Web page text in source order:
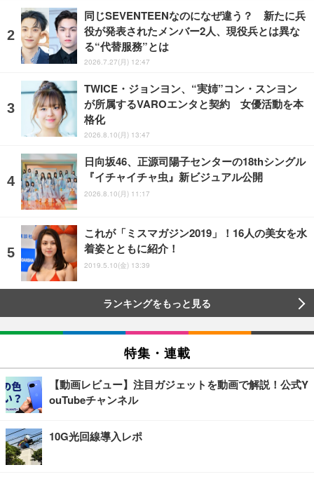
同じSEVENTEENなのになぜ違う？ 新たに兵
役が発表されたメンバー2人、現役兵とは異な
る“代替服務”とは
2026.7.27(月) 12:47
TWICE・ジョンヨン、“実姉”コン・スンヨン
が所属するVAROエンタと契約 女優活動を本
格化
2026.8.10(月) 13:47
日向坂46、正源司陽子センターの18thシングル
『イチャイチャ虫』新ビジュアル公開
2026.8.10(月) 11:17
これが「ミスマガジン2019」！16人の美女を水
着姿とともに紹介！
2019.5.10(金) 13:39
ランキングをもっと見る
特集・連載
【動画レビュー】注目ガジェットを動画で解説！公式Y
ouTubeチャンネル
10G光回線導入レポ